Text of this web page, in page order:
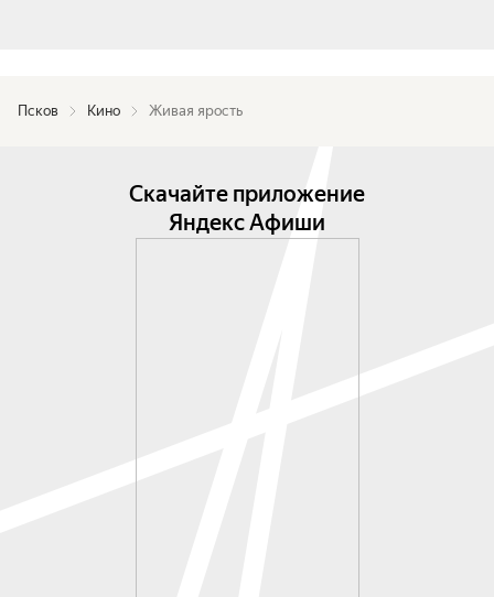
Псков Кино Живая ярость
Скачайте приложение
Яндекс Афиши